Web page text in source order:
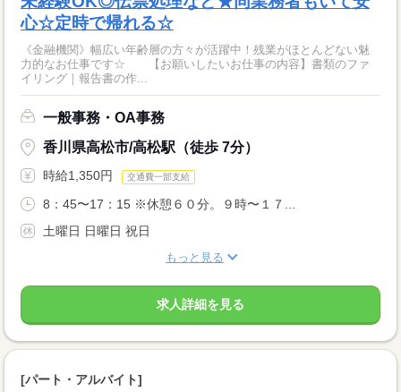
心☆定時で帰れる☆
《金融機関》幅広い年齢層の方々が活躍中！残業がほとんどない魅
力的なお仕事です☆ 【お願いしたいお仕事の内容】書類のファ
イリング｜報告書の作...
一般事務・OA事務
香川県高松市/高松駅（徒歩 7分）
時給1,350円 交通費一部支給
8：45〜17：15 ※休憩６０分。９時〜１７...
土曜日 日曜日 祝日
もっと見る
求人詳細を見る
[パート・アルバイト]